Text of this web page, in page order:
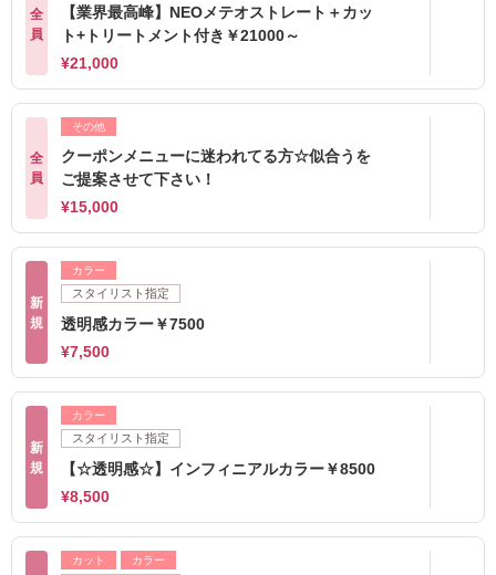
全
員
【業界最高峰】NEOメテオストレート＋カッ
ト+トリートメント付き￥21000～
¥21,000
全
員
その他
クーポンメニューに迷われてる方☆似合うを
ご提案させて下さい！
¥15,000
新
規
カラー
スタイリスト指定
透明感カラー￥7500
¥7,500
新
規
カラー
スタイリスト指定
【☆透明感☆】インフィニアルカラー￥8500
¥8,500
カット カラー